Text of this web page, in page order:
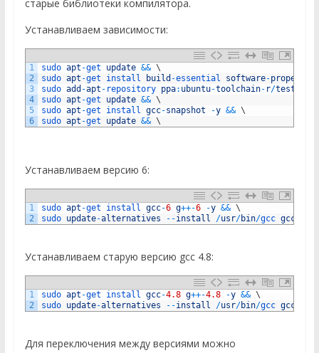
старые библиотеки компилятора.
Устанавливаем зависимости:
1
2
3
4
5
6
sudo apt -get update && \
sudo apt -get install build -essential software-
sudo add -apt - repository ppa: ubuntu-toolchain- r/test
sudo apt -get update && \
sudo apt -get install gcc-snapshot -y && \
sudo apt -get update && \
Устанавливаем версию 6:
1
2
sudo apt -get install gcc-6 g++-6 -y && \
sudo update-alternatives --install /usr/bin/gcc gcc
Устанавливаем старую версию gcc 4.8:
1
2
sudo apt -get install gcc-4.8 g++-4.8 -y && \
sudo update-alternatives --install /usr/bin/gcc gcc
Для переключения между версиями можно